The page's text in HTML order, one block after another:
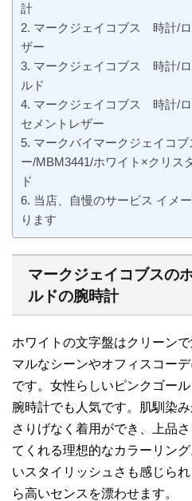
計
マークジェイコブス 時計/
ザー
マークジェイコブス 時計/
ルド
マークジェイコブス 時計/
セメントレザー
マークバイマークジェイコ
ー/MBM3441/ホワイト×クリス
ド
当店、自慢のサービス イメ
ります
マークジェイコブスの
ルドの腕時計
ホワイトの文字盤はクリーン
マルなシーンやオフィスコー
です。女性らしいピンクゴー
腕時計でも人気です。肌馴染
さりげなく着用ができ、上品
てくれる理想的なカラーリン
いスタイリッシュさも感じら
ら高いセンスを漂わせます。